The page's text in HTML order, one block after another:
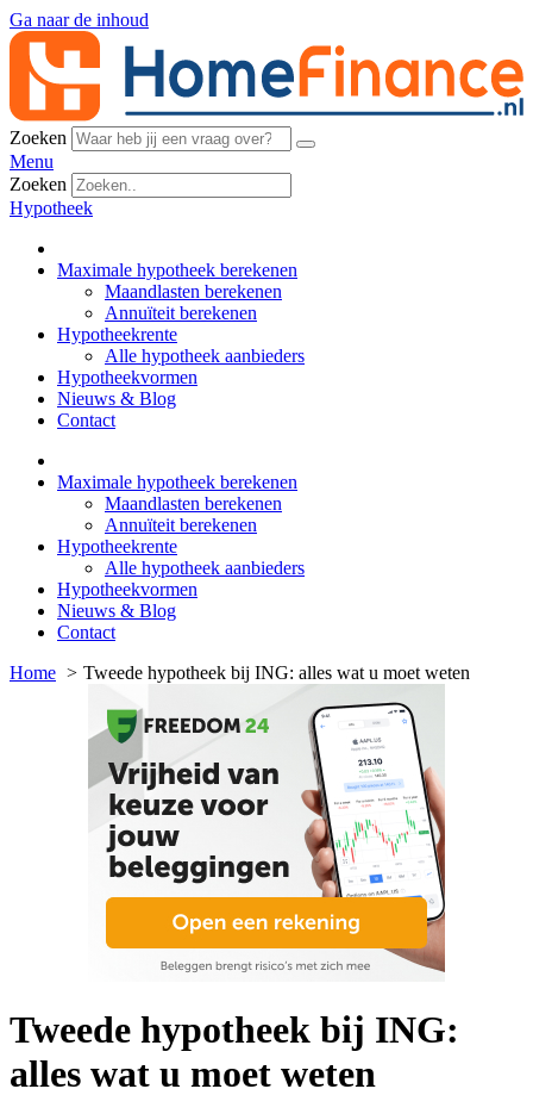
Ga naar de inhoud
Zoeken
Menu
Zoeken
Hypotheek
Maximale hypotheek berekenen
Maandlasten berekenen
Annuïteit berekenen
Hypotheekrente
Alle hypotheek aanbieders
Hypotheekvormen
Nieuws & Blog
Contact
Maximale hypotheek berekenen
Maandlasten berekenen
Annuïteit berekenen
Hypotheekrente
Alle hypotheek aanbieders
Hypotheekvormen
Nieuws & Blog
Contact
Home
Tweede hypotheek bij ING: alles wat u moet weten
Tweede hypotheek bij ING:
alles wat u moet weten